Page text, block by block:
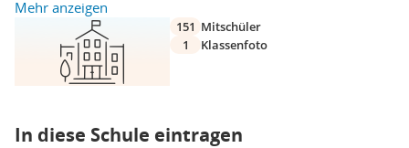
Mehr anzeigen
151 Mitschüler
1
Klassenfoto
In diese Schule eintragen